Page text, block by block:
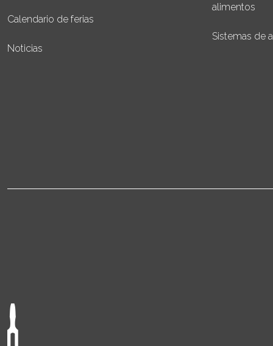
Calendario de ferias
Noticias
alimentos
Sistemas de